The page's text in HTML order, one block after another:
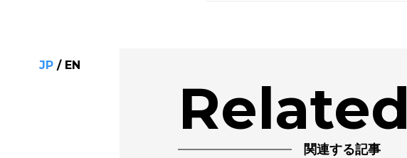
JP / EN
Related
関連する記事